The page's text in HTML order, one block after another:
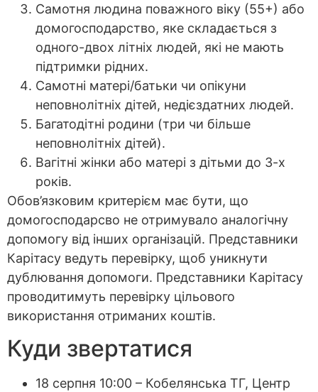
Самотня людина поважного віку (55+) або
домогосподарство, яке складається з
одного-двох літніх людей, які не мають
підтримки рідних.
Самотні матері/батьки чи опікуни
неповнолітніх дітей, недієздатних людей.
Багатодітні родини (три чи більше
неповнолітніх дітей).
Вагітні жінки або матері з дітьми до 3-х
років.
Обов’язковим критерієм має бути, що
домогосподарсво не отримувало аналогічну
допомогу від інших організацій. Представники
Карітасу ведуть перевірку, щоб уникнути
дублювання допомоги. Представники Карітасу
проводитимуть перевірку цільового
використання отриманих коштів.
Куди звертатися
18 серпня 10:00 – Кобелянська ТГ, Центр